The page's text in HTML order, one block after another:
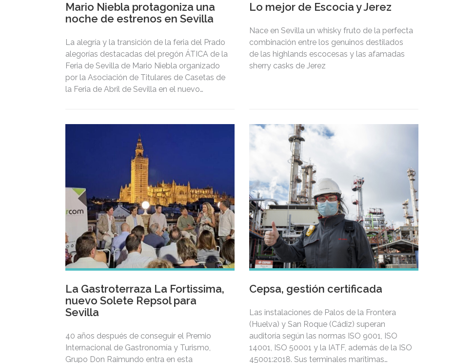
Mario Niebla protagoniza una
noche de estrenos en Sevilla
La alegría y la transición de la feria del Prado
alegorías destacadas del pregón ÁTICA de la
Feria de Sevilla de Mario Niebla organizado
por la Asociación de Titulares de Casetas de
la Feria de Abril de Sevilla en el nuevo
Lo mejor de Escocia y Jerez
Nace en Sevilla un whisky fruto de la perfecta
combinación entre los genuinos destilados
de las highlands escocesas y las afamadas
sherry casks de Jerez
La Gastroterraza La Fortissima,
nuevo Solete Repsol para
Sevilla
40 años después de conseguir el Premio
Internacional de Gastronomía y Turismo,
Grupo Don Raimundo entra en esta
Cepsa, gestión certificada
Las instalaciones de Palos de la Frontera
(Huelva) y San Roque (Cádiz) superan
auditoría según las normas ISO 9001, ISO
14001, ISO 50001 y la IATF, además de la ISO
45001:2018. Sus terminales marítimas